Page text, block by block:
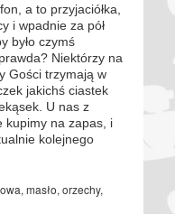
a to przyjaciółka,
i wpadnie za pół
było czymś
Niektórzy na
Gości trzymają w
jakichś ciastek
U nas z
kupimy na zapas, i
kolejnego
, masło, orzechy,